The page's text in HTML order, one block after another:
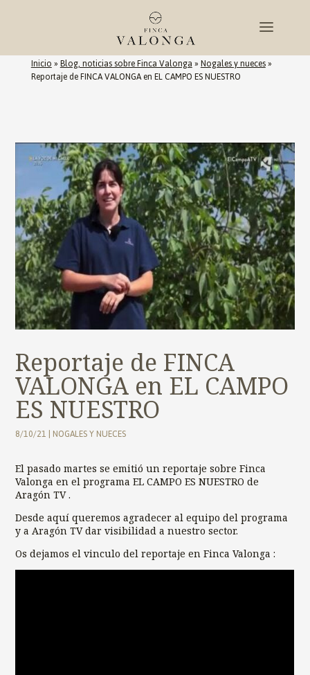
Inicio»Blog, noticias sobre Finca Valonga»Nogales y nueces»
Reportaje de FINCA VALONGA en EL CAMPO ES NUESTRO
Reportaje de FINCA
VALONGA en EL CAMPO
ES NUESTRO
8/10/21 | NOGALES Y NUECES
El pasado martes se emitió un reportaje sobre Finca
Valonga en el programa EL CAMPO ES NUESTRO de
Aragón TV .
Desde aquí queremos agradecer al equipo del programa
y a Aragón TV dar visibilidad a nuestro sector.
Os dejamos el vinculo del reportaje en Finca Valonga :